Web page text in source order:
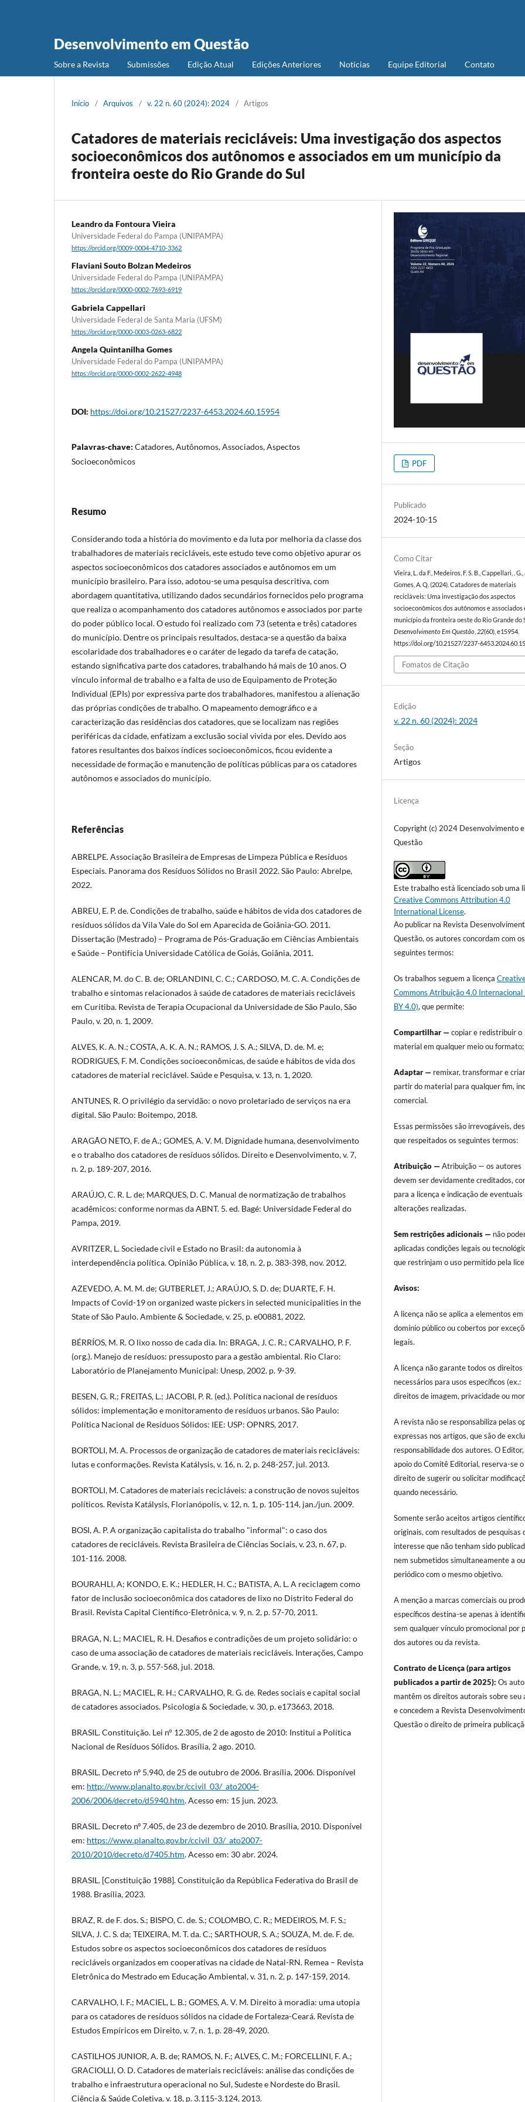
Desenvolvimento em Questão
Sobre a Revista Submissões Edição Atual Edições Anteriores Notícias Equipe Editorial Contato
Início / Arquivos / v. 22 n. 60 (2024): 2024 / Artigos
Catadores de materiais recicláveis: Uma investigação dos aspectos
socioeconômicos dos autônomos e associados em um município da
fronteira oeste do Rio Grande do Sul
Leandro da Fontoura Vieira
Universidade Federal do Pampa (UNIPAMPA)
https://orcid.org/0009-0004-4710-3362
Flaviani Souto Bolzan Medeiros
Universidade Federal do Pampa (UNIPAMPA)
https://orcid.org/0000-0002-7693-6919
Gabriela Cappellari
Universidade Federal de Santa Maria (UFSM)
https://orcid.org/0000-0003-0263-6822
Angela Quintanilha Gomes
Universidade Federal do Pampa (UNIPAMPA)
https://orcid.org/0000-0002-2622-4948
DOI: https://doi.org/10.21527/2237-6453.2024.60.15954
Palavras-chave: Catadores, Autônomos, Associados, Aspectos
Socioeconômicos
Resumo
Considerando toda a história do movimento e da luta por melhoria da classe dos
trabalhadores de materiais recicláveis, este estudo teve como objetivo apurar os
aspectos socioeconômicos dos catadores associados e autônomos em um
município brasileiro. Para isso, adotou-se uma pesquisa descritiva, com
abordagem quantitativa, utilizando dados secundários fornecidos pelo programa
que realiza o acompanhamento dos catadores autônomos e associados por parte
do poder público local. O estudo foi realizado com 73 (setenta e três) catadores
do município. Dentre os principais resultados, destaca-se a questão da baixa
escolaridade dos trabalhadores e o caráter de legado da tarefa de catação,
estando significativa parte dos catadores, trabalhando há mais de 10 anos. O
vínculo informal de trabalho e a falta de uso de Equipamento de Proteção
Individual (EPIs) por expressiva parte dos trabalhadores, manifestou a alienação
das próprias condições de trabalho. O mapeamento demográfico e a
caracterização das residências dos catadores, que se localizam nas regiões
periféricas da cidade, enfatizam a exclusão social vivida por eles. Devido aos
fatores resultantes dos baixos índices socioeconômicos, ficou evidente a
necessidade de formação e manutenção de políticas públicas para os catadores
autônomos e associados do município.
Referências
ABRELPE. Associação Brasileira de Empresas de Limpeza Pública e Resíduos
Especiais. Panorama dos Resíduos Sólidos no Brasil 2022. São Paulo: Abrelpe,
2022.
ABREU, E. P. de. Condições de trabalho, saúde e hábitos de vida dos catadores de
resíduos sólidos da Vila Vale do Sol em Aparecida de Goiânia-GO. 2011.
Dissertação (Mestrado) – Programa de Pós-Graduação em Ciências Ambientais
e Saúde – Pontifícia Universidade Católica de Goiás, Goiânia, 2011.
ALENCAR, M. do C. B. de; ORLANDINI, C. C.; CARDOSO, M. C. A. Condições de
trabalho e sintomas relacionados à saúde de catadores de materiais recicláveis
em Curitiba. Revista de Terapia Ocupacional da Universidade de São Paulo, São
Paulo, v. 20, n. 1, 2009.
ALVES, K. A. N.; COSTA, A. K. A. N.; RAMOS, J. S. A.; SILVA, D. de. M. e;
RODRIGUES, F. M. Condições socioeconômicas, de saúde e hábitos de vida dos
catadores de material reciclável. Saúde e Pesquisa, v. 13, n. 1, 2020.
ANTUNES, R. O privilégio da servidão: o novo proletariado de serviços na era
digital. São Paulo: Boitempo, 2018.
ARAGÃO NETO, F. de A.; GOMES, A. V. M. Dignidade humana, desenvolvimento
e o trabalho dos catadores de resíduos sólidos. Direito e Desenvolvimento, v. 7,
n. 2, p. 189-207, 2016.
ARAÚJO, C. R. L. de; MARQUES, D. C. Manual de normatização de trabalhos
acadêmicos: conforme normas da ABNT. 5. ed. Bagé: Universidade Federal do
Pampa, 2019.
AVRITZER, L. Sociedade civil e Estado no Brasil: da autonomia à
interdependência política. Opinião Pública, v. 18, n. 2, p. 383-398, nov. 2012.
AZEVEDO, A. M. M. de; GUTBERLET, J.; ARAÚJO, S. D. de; DUARTE, F. H.
Impacts of Covid-19 on organized waste pickers in selected municipalities in the
State of São Paulo. Ambiente & Sociedade, v. 25, p. e00881, 2022.
BÉRRÍOS, M. R. O lixo nosso de cada dia. In: BRAGA, J. C. R.; CARVALHO, P. F.
(org.). Manejo de resíduos: pressuposto para a gestão ambiental. Rio Claro:
Laboratório de Planejamento Municipal: Unesp, 2002. p. 9-39.
BESEN, G. R.; FREITAS, L.; JACOBI, P. R. (ed.). Política nacional de resíduos
sólidos: implementação e monitoramento de resíduos urbanos. São Paulo:
Política Nacional de Resíduos Sólidos: IEE: USP: OPNRS, 2017.
BORTOLI, M. A. Processos de organização de catadores de materiais recicláveis:
lutas e conformações. Revista Katálysis, v. 16, n. 2, p. 248-257, jul. 2013.
BORTOLI, M. Catadores de materiais recicláveis: a construção de novos sujeitos
políticos. Revista Katálysis, Florianópolis, v. 12, n. 1, p. 105-114, jan./jun. 2009.
BOSI, A. P. A organização capitalista do trabalho "informal": o caso dos
catadores de recicláveis. Revista Brasileira de Ciências Sociais, v. 23, n. 67, p.
101-116. 2008.
BOURAHLI, A; KONDO, E. K.; HEDLER, H. C.; BATISTA, A. L. A reciclagem como
fator de inclusão socioeconômica dos catadores de lixo no Distrito Federal do
Brasil. Revista Capital Científico-Eletrônica, v. 9, n. 2, p. 57-70, 2011.
BRAGA, N. L.; MACIEL, R. H. Desafios e contradições de um projeto solidário: o
caso de uma associação de catadores de materiais recicláveis. Interações, Campo
Grande, v. 19, n. 3, p. 557-568, jul. 2018.
BRAGA, N. L.; MACIEL, R. H.; CARVALHO, R. G. de. Redes sociais e capital social
de catadores associados. Psicologia & Sociedade, v. 30, p. e173663, 2018.
BRASIL. Constituição. Lei n° 12.305, de 2 de agosto de 2010: Institui a Política
Nacional de Resíduos Sólidos. Brasília, 2 ago. 2010.
BRASIL. Decreto nº 5.940, de 25 de outubro de 2006. Brasília, 2006. Disponível
em: http://www.planalto.gov.br/ccivil_03/_ato2004-
2006/2006/decreto/d5940.htm. Acesso em: 15 jun. 2023.
BRASIL. Decreto nº 7.405, de 23 de dezembro de 2010. Brasília, 2010. Disponível
em: https://www.planalto.gov.br/ccivil_03/_ato2007-
2010/2010/decreto/d7405.htm. Acesso em: 30 abr. 2024.
BRASIL. [Constituição 1988]. Constituição da República Federativa do Brasil de
1988. Brasília, 2023.
BRAZ, R. de F. dos. S.; BISPO, C. de. S.; COLOMBO, C. R.; MEDEIROS, M. F. S.;
SILVA, J. C. S. da; TEIXEIRA, M. T. da. C.; SARTHOUR, S. A.; SOUZA, M. de. F. de.
Estudos sobre os aspectos socioeconômicos dos catadores de resíduos
recicláveis organizados em cooperativas na cidade de Natal-RN. Remea – Revista
Eletrônica do Mestrado em Educação Ambiental, v. 31, n. 2, p. 147-159, 2014.
CARVALHO, I. F.; MACIEL, L. B.; GOMES, A. V. M. Direito à moradia: uma utopia
para os catadores de resíduos sólidos na cidade de Fortaleza-Ceará. Revista de
Estudos Empíricos em Direito, v. 7, n. 1, p. 28-49, 2020.
CASTILHOS JUNIOR, A. B. de; RAMOS, N. F.; ALVES, C. M.; FORCELLINI, F. A.;
GRACIOLLI, O. D. Catadores de materiais recicláveis: análise das condições de
trabalho e infraestrutura operacional no Sul, Sudeste e Nordeste do Brasil.
Ciência & Saúde Coletiva, v. 18, p. 3.115-3.124, 2013.
PDF
Publicado
2024-10-15
Como Citar
Vieira, L. da F., Medeiros, F. S. B., Cappellari, . G.,
Gomes, A. Q. (2024). Catadores de materiais
recicláveis: Uma investigação dos aspectos
socioeconômicos dos autônomos e associados
município da fronteira oeste do Rio Grande do
Desenvolvimento Em Questão 22(60), e15954.
https://doi.org/10.21527/2237-
Fomatos de Citação
Edição
v. 22 n. 60 (2024): 2024
Seção
Artigos
Licença
Copyright (c) 2024 Desenvolvimento
Questão
Este trabalho está licenciado sob uma
Creative Commons Attribution 4.0
International License.
Ao publicar na Revista
Questão, os autores concordam com os
seguintes termos:
Os trabalhos seguem a licença
Commons Atribuição 4.0 Internacional
BY 4.0), que permite:
Compartilhar —copiar e redistribuir o
material em qualquer meio ou formato;
Adaptar — remixar, transformar e
partir do material para qualquer fim,
comercial.
Essas permissões são irrevogáveis,
que respeitados os seguintes termos:
Atribuição —Atribuição — os autores
devem ser devidamente creditados,
para a licença e indicação de eventuais
alterações realizadas.
Sem restrições adicionais — não
aplicadas condições legais ou
que restrinjam o uso permitido pela
Avisos:
A licença não se aplica a elementos em
domínio público ou cobertos por
legais.
A licença não garante todos os direitos
necessários para usos específicos (ex.:
direitos de imagem, privacidade ou
A revista não se responsabiliza pelas
expressas nos artigos, que são de
responsabilidade dos autores. O
apoio do Comitê Editorial, reserva-se o
direito de sugerir ou solicitar
quando necessário.
Somente serão aceitos artigos
originais, com resultados de pesquisas
interesse que não tenham sido
nem submetidos simultaneamente a
periódico com o mesmo objetivo.
A menção a marcas comerciais ou
específicos destina-se apenas à
sem qualquer vínculo promocional por
dos autores ou da revista.
Contrato de Licença (para artigos
publicados a partir de 2025): Os
mantêm os direitos autorais sobre seu
e concedem a Revista
Questão o direito de primeira